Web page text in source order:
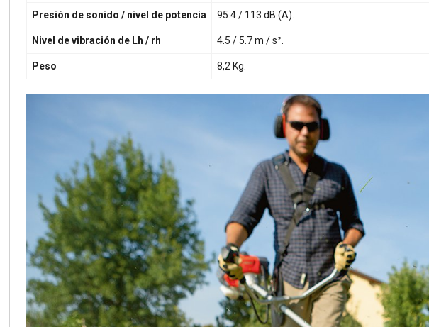
Presión de sonido / nivel de potencia 95.4 / 113 dB (A).
Nivel de vibración de Lh / rh 4.5 / 5.7 m / s².
Peso 8,2 Kg.